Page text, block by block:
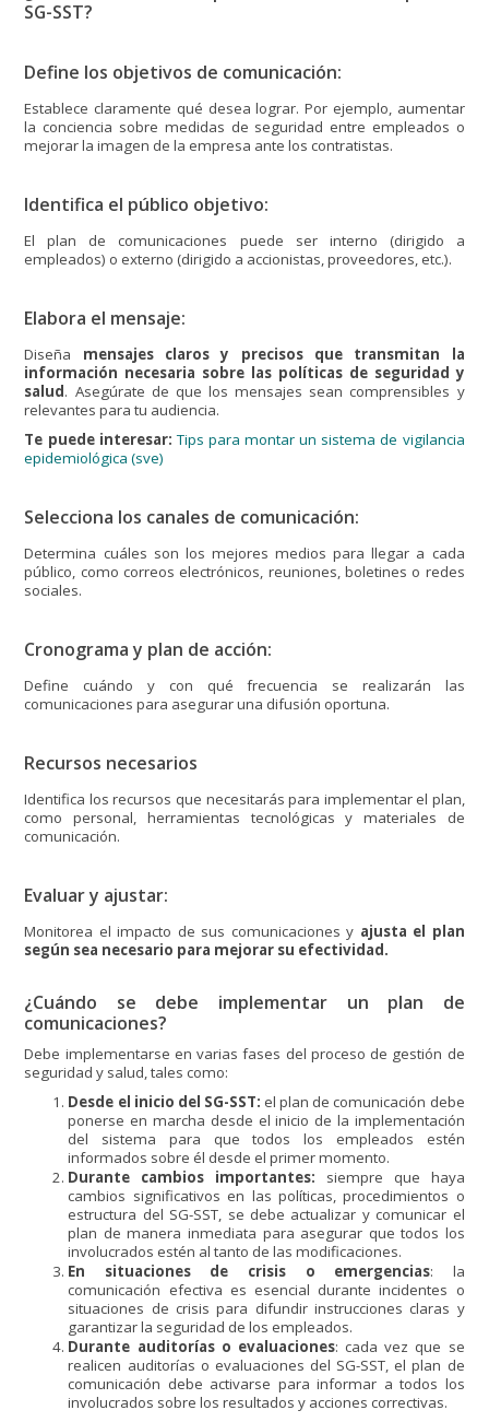
SG-SST?
Define los objetivos de comunicación:
Establece claramente qué desea lograr. Por ejemplo, aumentar
la conciencia sobre medidas de seguridad entre empleados o
mejorar la imagen de la empresa ante los contratistas.
Identifica el público objetivo:
El plan de comunicaciones puede ser interno (dirigido a
empleados) o externo (dirigido a accionistas, proveedores, etc.).
Elabora el mensaje:
Diseña mensajes claros y precisos que transmitan la
información necesaria sobre las políticas de seguridad y
salud. Asegúrate de que los mensajes sean comprensibles y
relevantes para tu audiencia.
Te puede interesar: Tips para montar un sistema de vigilancia
epidemiológica (sve)
Selecciona los canales de comunicación:
Determina cuáles son los mejores medios para llegar a cada
público, como correos electrónicos, reuniones, boletines o redes
sociales.
Cronograma y plan de acción:
Define cuándo y con qué frecuencia se realizarán las
comunicaciones para asegurar una difusión oportuna.
Recursos necesarios
Identifica los recursos que necesitarás para implementar el plan,
como personal, herramientas tecnológicas y materiales de
comunicación.
Evaluar y ajustar:
Monitorea el impacto de sus comunicaciones y ajusta el plan
según sea necesario para mejorar su efectividad.
¿Cuándo se debe implementar un plan de
comunicaciones?
Debe implementarse en varias fases del proceso de gestión de
seguridad y salud, tales como:
Desde el inicio del SG-SST: el plan de comunicación debe
ponerse en marcha desde el inicio de la implementación
del sistema para que todos los empleados estén
informados sobre él desde el primer momento.
Durante cambios importantes: siempre que haya
cambios significativos en las políticas, procedimientos o
estructura del SG-SST, se debe actualizar y comunicar el
plan de manera inmediata para asegurar que todos los
involucrados estén al tanto de las modificaciones.
En situaciones de crisis o emergencias: la
comunicación efectiva es esencial durante incidentes o
situaciones de crisis para difundir instrucciones claras y
garantizar la seguridad de los empleados.
Durante auditorías o evaluaciones: cada vez que se
realicen auditorías o evaluaciones del SG-SST, el plan de
comunicación debe activarse para informar a todos los
involucrados sobre los resultados y acciones correctivas.